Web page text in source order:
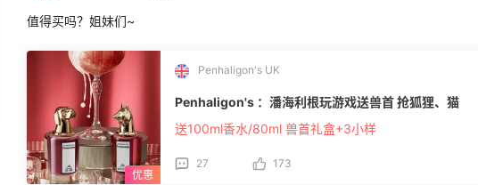
值得买吗？姐妹们~
Penhaligon's UK
Penhaligon's ：潘海利根玩游戏送兽首 抢狐狸、猫
送100ml香水/80ml 兽首礼盒+3小样
27 173